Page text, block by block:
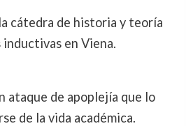
cátedra de historia y teoría
inductivas en Viena.
ataque de apoplejía que lo
de la vida académica.